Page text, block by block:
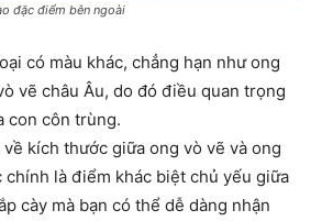
đặc điểm bên ngoài
có màu khác, chẳng hạn như ong
vẽ châu Âu, do đó điều quan trọng
con côn trùng.
kích thước giữa ong vò vẽ và ong
chính là điểm khác biệt chủ yếu giữa
cày mà bạn có thể dễ dàng nhận